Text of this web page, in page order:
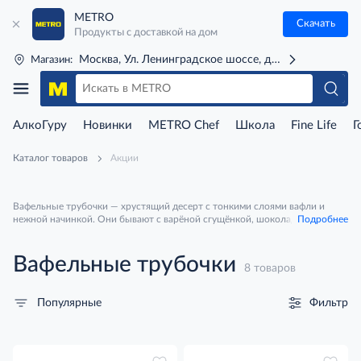
METRO
Продукты с доставкой на дом
Скачать
Магазин: Москва, Ул. Ленинградское шоссе, д. 71Г (м. Речной
АлкоГуру Новинки METRO Chef Школа Fine Life
Каталог товаров Акции
Вафельные трубочки — хрустящий десерт с тонкими слоями вафли и
нежной начинкой. Они бывают с варёной сгущёнкой, шоколадным,
чаю, кофе или какао и быстро создаёт настроение домашнего чаепития.
Подробнее
Вафельные трубочки 8 товаров
Популярные Фильтр